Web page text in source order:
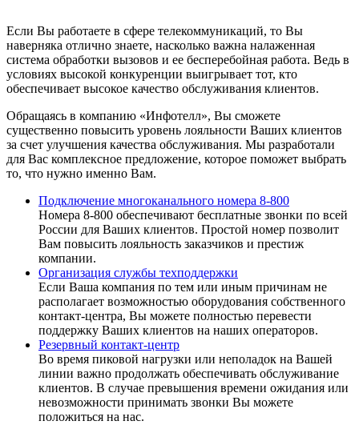
Если Вы работаете в сфере телекоммуникаций, то Вы
наверняка отлично знаете, насколько важна налаженная
система обработки вызовов и ее бесперебойная работа. Ведь в
условиях высокой конкуренции выигрывает тот, кто
обеспечивает высокое качество обслуживания клиентов.
Обращаясь в компанию «Инфотелл», Вы сможете
существенно повысить уровень лояльности Ваших клиентов
за счет улучшения качества обслуживания. Мы разработали
для Вас комплексное предложение, которое поможет выбрать
то, что нужно именно Вам.
Подключение многоканального номера 8-800
Номера 8-800 обеспечивают бесплатные звонки по всей
России для Ваших клиентов. Простой номер позволит
Вам повысить лояльность заказчиков и престиж
компании.
Организация службы техподдержки
Если Ваша компания по тем или иным причинам не
располагает возможностью оборудования собственного
контакт-центра, Вы можете полностью перевести
поддержку Ваших клиентов на наших операторов.
Резервный контакт-центр
Во время пиковой нагрузки или неполадок на Вашей
линии важно продолжать обеспечивать обслуживание
клиентов. В случае превышения времени ожидания или
невозможности принимать звонки Вы можете
положиться на нас.